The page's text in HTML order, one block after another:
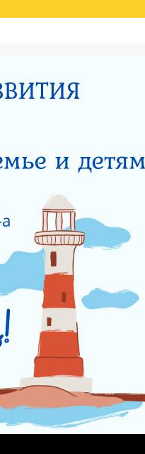
ВИДЕО
ДЛЯ
СОЦИАЛЬНОГО
ГКУСО МО
ЗАЩИТА ПРАВ ДЕТЕЙ
ПОДАЧИ ОБРАЩЕНИЯ